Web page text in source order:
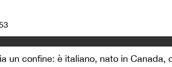
un confine: è italiano, nato in Canada,